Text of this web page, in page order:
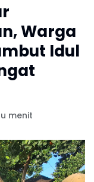
Warga
Idul
menit